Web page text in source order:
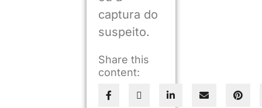
captura do
suspeito.
Share this
content: